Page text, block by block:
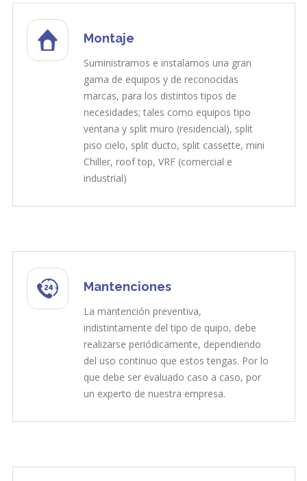
Montaje
Suministramos e instalamos una gran
gama de equipos y de reconocidas
marcas, para los distintos tipos de
necesidades; tales como equipos tipo
ventana y split muro (residencial), split
piso cielo, split ducto, split cassette, mini
Chiller, roof top, VRF (comercial e
industrial)
Mantenciones
La mantención preventiva,
indistintamente del tipo de quipo, debe
realizarse periódicamente, dependiendo
del uso continuo que estos tengas. Por lo
que debe ser evaluado caso a caso, por
un experto de nuestra empresa.